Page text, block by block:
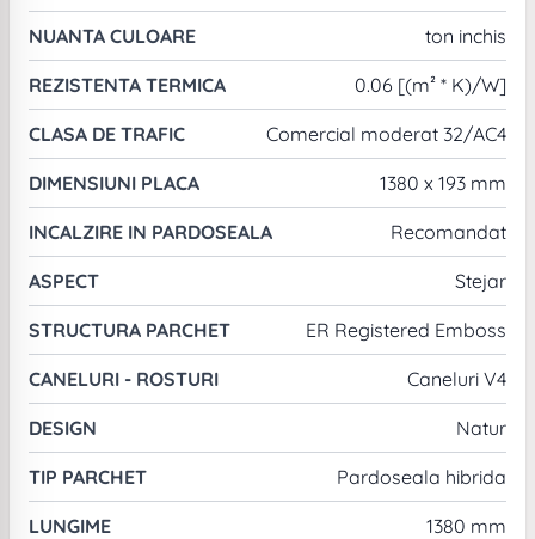
NUANTA CULOARE ton inchis
REZISTENTA TERMICA 0.06 [(m² * K)/W]
CLASA DE TRAFIC Comercial moderat 32/AC4
DIMENSIUNI PLACA 1380 x 193 mm
INCALZIRE IN PARDOSEALA Recomandat
ASPECT Stejar
STRUCTURA PARCHET ER Registered Emboss
CANELURI - ROSTURI Caneluri V4
DESIGN Natur
TIP PARCHET Pardoseala hibrida
LUNGIME 1380 mm